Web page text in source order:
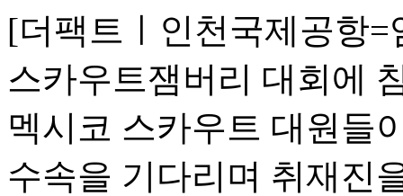
[더팩트ㅣ인천국제공항=
스카우트잼버리 대회에
멕시코 스카우트 대원들
수속을 기다리며 취재진